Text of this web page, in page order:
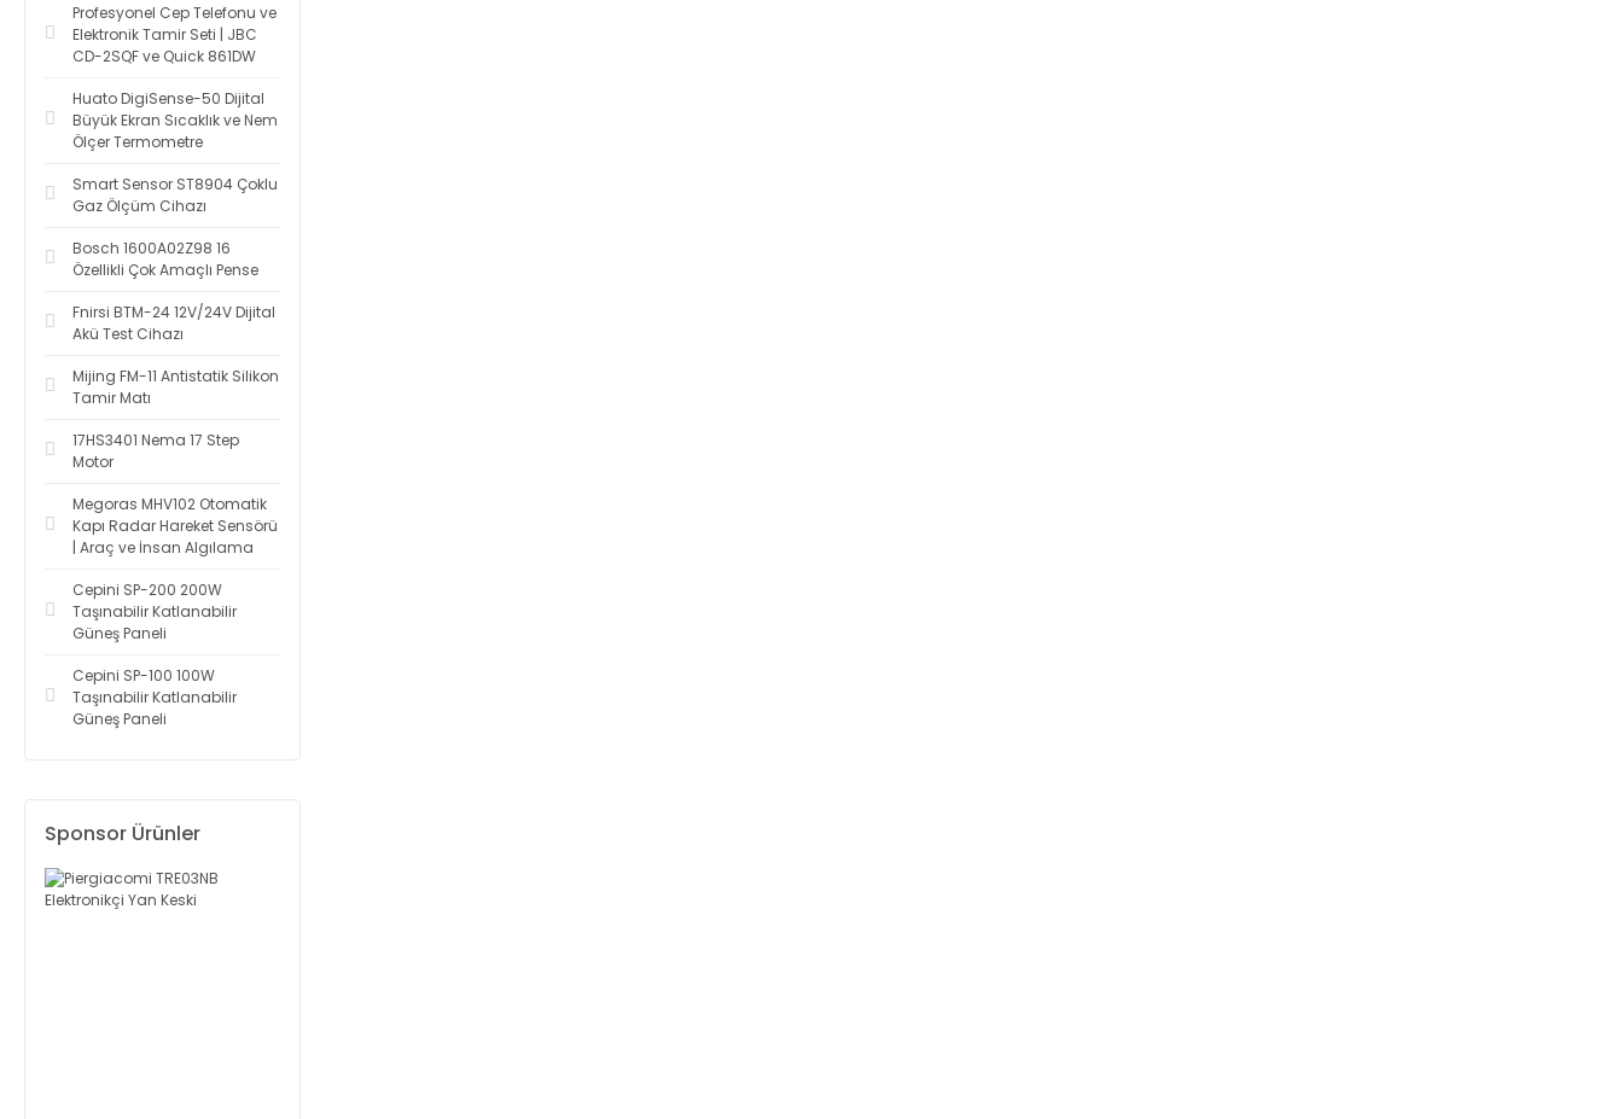
Profesyonel Cep Telefonu ve
Elektronik Tamir Seti | JBC
CD-2SQF ve Quick 861DW
Huato DigiSense-50 Dijital
Büyük Ekran Sıcaklık ve Nem
Ölçer Termometre
Smart Sensor ST8904 Çoklu
Gaz Ölçüm Cihazı
Bosch 1600A02Z98 16
Özellikli Çok Amaçlı Pense
Fnirsi BTM-24 12V/24V Dijital
Akü Test Cihazı
Mijing FM-11 Antistatik Silikon
Tamir Matı
17HS3401 Nema 17 Step
Motor
Megoras MHV102 Otomatik
Kapı Radar Hareket Sensörü
| Araç ve İnsan Algılama
Cepini SP-200 200W
Taşınabilir Katlanabilir
Güneş Paneli
Cepini SP-100 100W
Taşınabilir Katlanabilir
Güneş Paneli
Sponsor Ürünler